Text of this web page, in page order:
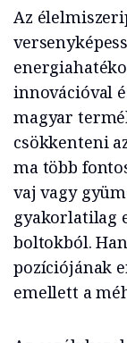
Az
innovációval
magyar
csökkenteni
ma több
vaj vagy
gyakorlatilag
boltokból.
pozíciójának
emellett a